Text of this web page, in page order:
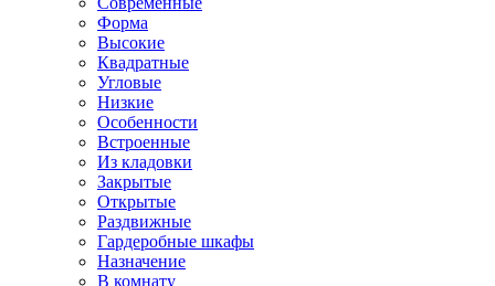
Форма
Высокие
Квадратные
Угловые
Низкие
Особенности
Встроенные
Из кладовки
Закрытые
Открытые
Раздвижные
Гардеробные шкафы
Назначение
В комнату